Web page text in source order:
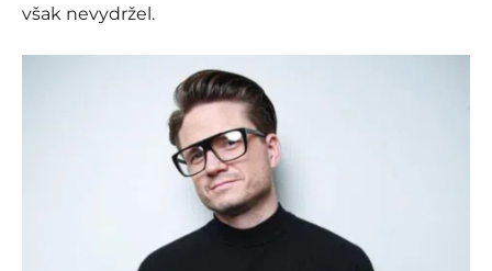
však nevydržel.